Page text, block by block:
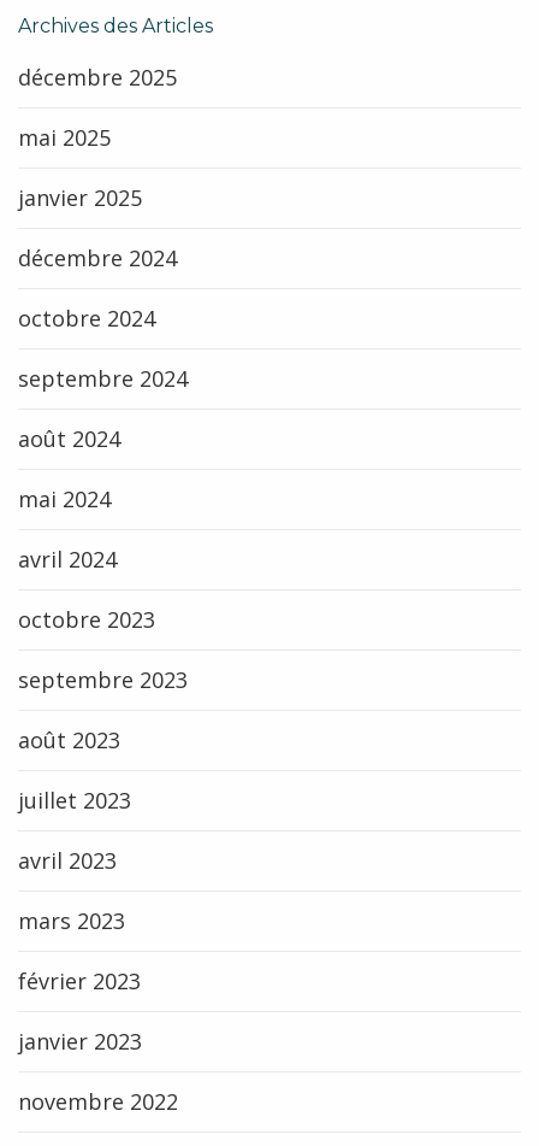
Archives des Articles
décembre 2025
mai 2025
janvier 2025
décembre 2024
octobre 2024
septembre 2024
août 2024
mai 2024
avril 2024
octobre 2023
septembre 2023
août 2023
juillet 2023
avril 2023
mars 2023
février 2023
janvier 2023
novembre 2022